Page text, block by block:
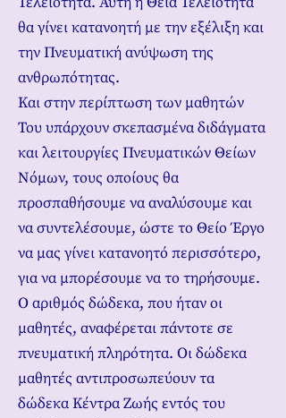
θα γίνει κατανοητή με την εξέλιξη και
την Πνευματική ανύψωση της
ανθρωπότητας.
Και στην περίπτωση των μαθητών
Του υπάρχουν σκεπασμένα διδάγματα
και λειτουργίες Πνευματικών Θείων
Νόμων, τους οποίους θα
προσπαθήσουμε να αναλύσουμε και
να συντελέσουμε, ώστε το Θείο Έργο
να μας γίνει κατανοητό περισσότερο,
για να μπορέσουμε να το τηρήσουμε.
Ο αριθμός δώδεκα, που ήταν οι
μαθητές, αναφέρεται πάντοτε σε
πνευματική πληρότητα. Οι δώδεκα
μαθητές αντιπροσωπεύουν τα
δώδεκα Κέντρα Ζωής εντός του